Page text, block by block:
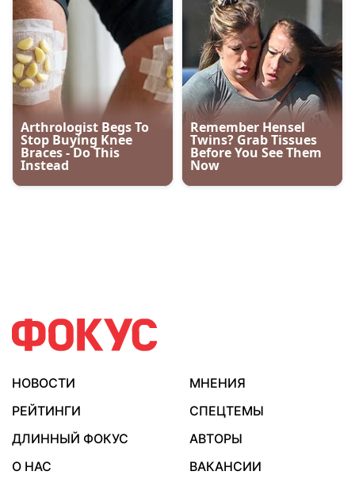
НОВОСТИ
МНЕНИЯ
РЕЙТИНГИ
СПЕЦТЕМЫ
ДЛИННЫЙ ФОКУС
АВТОРЫ
О НАС
ВАКАНСИИ